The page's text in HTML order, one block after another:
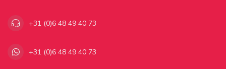
+31 (0)6 48 49 40 73
+31 (0)6 48 49 40 73